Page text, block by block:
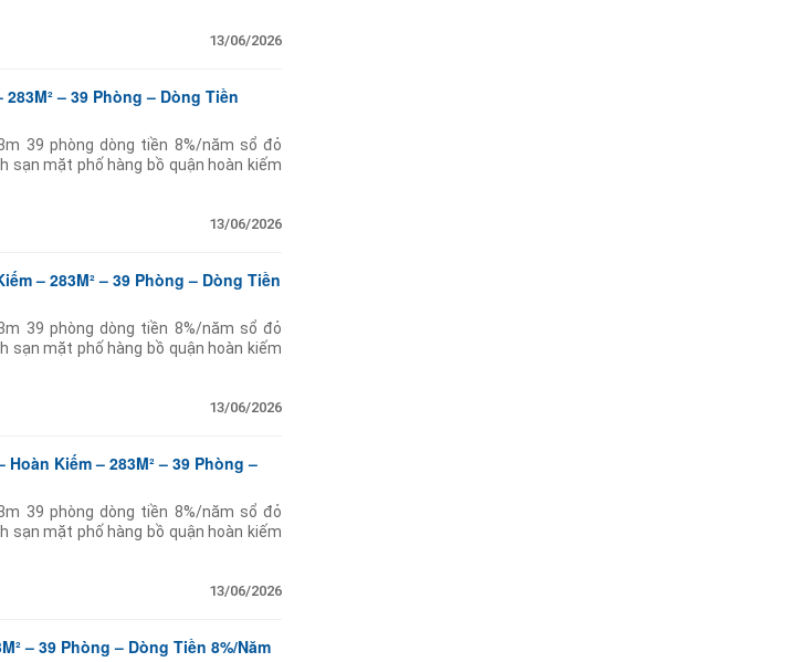
13/06/2026
– 39 Phòng – Dòng Tiền
39 phòng dòng tiền 8%/năm sổ đỏ
sạn mặt phố hàng bồ quận hoàn kiếm
13/06/2026
– 283M² – 39 Phòng – Dòng Tiền
39 phòng dòng tiền 8%/năm sổ đỏ
sạn mặt phố hàng bồ quận hoàn kiếm
13/06/2026
Kiếm – 283M² – 39 Phòng –
39 phòng dòng tiền 8%/năm sổ đỏ
sạn mặt phố hàng bồ quận hoàn kiếm
13/06/2026
– 39 Phòng – Dòng Tiền 8%/Năm